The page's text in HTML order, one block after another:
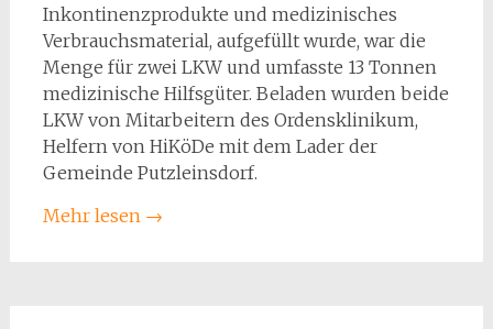
Inkontinenzprodukte und medizinisches
Verbrauchsmaterial, aufgefüllt wurde, war die
Menge für zwei LKW und umfasste 13 Tonnen
medizinische Hilfsgüter. Beladen wurden beide
LKW von Mitarbeitern des Ordensklinikum,
Helfern von HiKöDe mit dem Lader der
Gemeinde Putzleinsdorf.
Mehr lesen →